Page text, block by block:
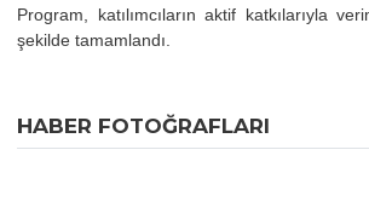
Program, katılımcıların aktif katkılarıyla
şekilde tamamlandı.
HABER FOTOĞRAFLARI